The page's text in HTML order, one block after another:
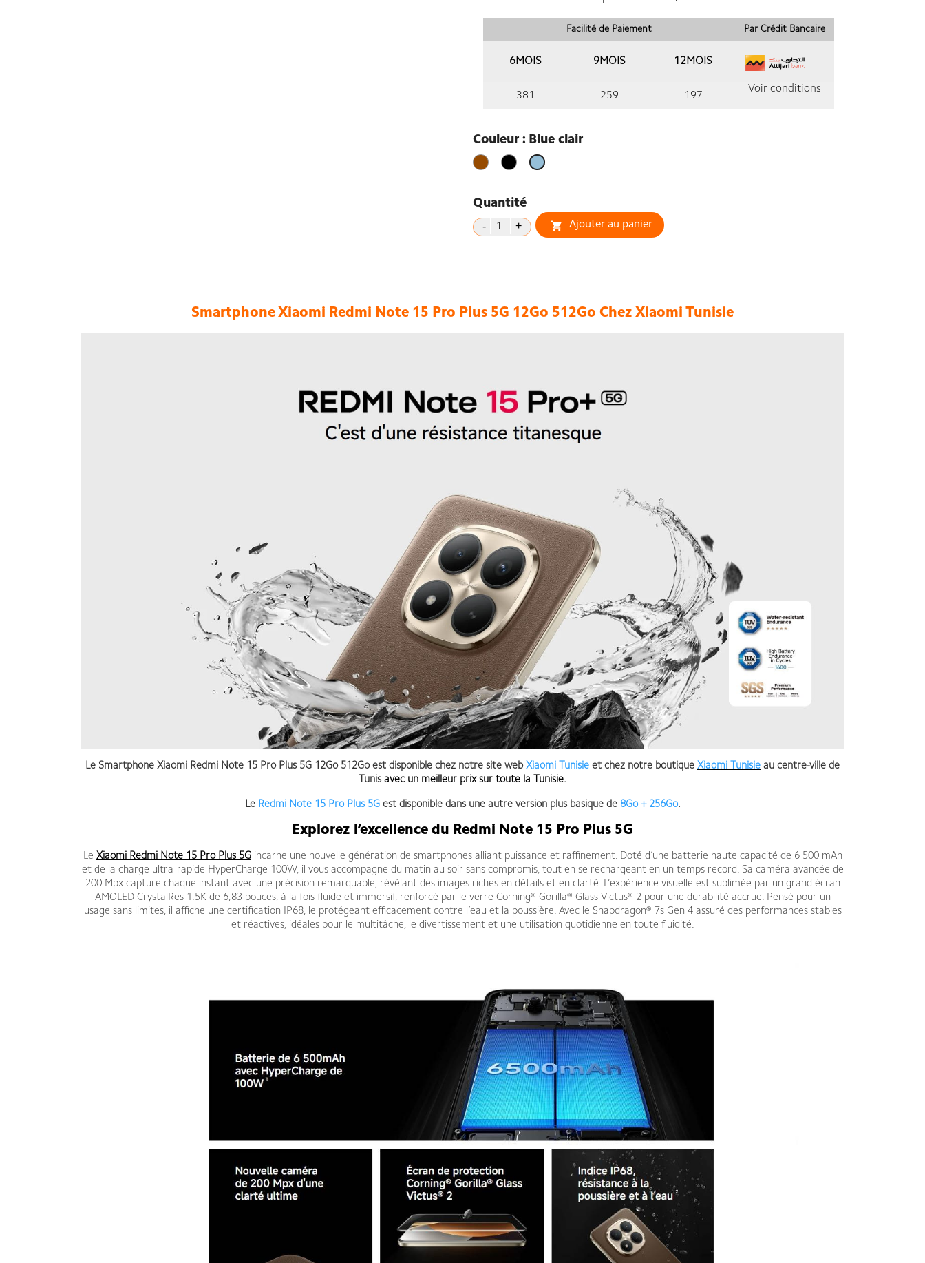
Facilité de Paiement Par Crédit Bancaire
6MOIS 9MOIS 12MOIS
381 259 197
Voir conditions
Couleur : Blue clair
MarronNoir
Blue
Quantité
 Ajouter au panier
Smartphone Xiaomi Redmi Note 15 Pro Plus 5G 12Go 512Go Chez Xiaomi Tunisie
Le Smartphone Xiaomi Redmi Note 15 Pro Plus 5G 12Go 512Go est disponible chez notre site web Xiaomi Tunisie et chez notre boutique Xiaomi Tunisie au centre-ville de
Tunis avec un meilleur prix sur toute la Tunisie.
Le Redmi Note 15 Pro Plus 5Gest disponible dans une autre version plus basique de 8Go + 256Go.
Explorez l’excellence du Redmi Note 15 Pro Plus 5G
Le Xiaomi Redmi Note 15 Pro Plus 5Gincarne une nouvelle génération de smartphones alliant puissance et raffinement. Doté d’une batterie haute capacité de 6 500 mAh
et de la charge ultra-rapide HyperCharge 100W, il vous accompagne du matin au soir sans compromis, tout en se rechargeant en un temps record. Sa caméra avancée de
200 Mpx capture chaque instant avec une précision remarquable, révélant des images riches en détails et en clarté. L’expérience visuelle est sublimée par un grand écran
AMOLED CrystalRes 1.5K de 6,83 pouces, à la fois fluide et immersif, renforcé par le verre Corning® Gorilla® Glass Victus® 2 pour une durabilité accrue. Pensé pour un
usage sans limites, il affiche une certification IP68, le protégeant efficacement contre l’eau et la poussière. Avec le Snapdragon® 7s Gen 4 assuré des performances stables
et réactives, idéales pour le multitâche, le divertissement et une utilisation quotidienne en toute fluidité.